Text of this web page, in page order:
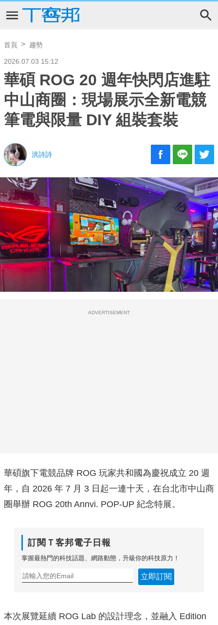
首頁 趨勢
2026.07.03 15:12
華碩 ROG 20 週年快閃店進駐
中山商圈：現場展示全新電競
筆電與限量 DIY 組裝套裝
洪詩詩
ADVERTISEMENT
華碩旗下電競品牌 ROG 玩家共和國為慶祝成立 20 週
年，自 2026 年 7 月 3 日起一連十天，在台北市中山商
圈舉辦 ROG 20th Annvi. POP-UP 紀念特展。
訂閱Ｔ客邦電子日報
掌握最熱門的科技話題、網路動態，升級你的科技原力！
立即訂閱
本次展覽延續 ROG Lab 的設計理念，並融入 Edition